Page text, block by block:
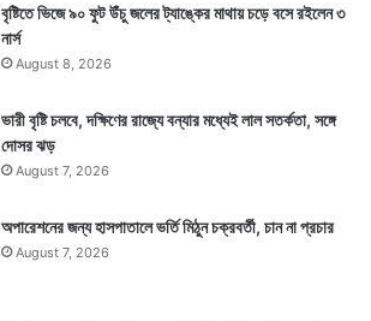
বৃষ্টিতে ভিজে ৯০ ফুট উঁচু জলের ট্যাঙ্কের মাথায় চড়ে বসে রইলেন ৩
নার্স
August 8, 2026
ভারী বৃষ্টি চলবে, দক্ষিণের রাজ্যে বন্যার মধ্যেই লাল সতর্কতা, সঙ্গে
দোসর ঝড়
August 7, 2026
অপারেশনের জন্য হাসপাতালে ভর্তি মিঠুন চক্রবর্তী, চান না প্রচার
August 7, 2026